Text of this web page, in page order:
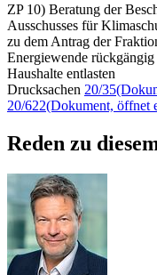
ZP 10) Beratung der
Ausschusses für
zu dem Antrag der
Energiewende
Haushalte entlasten
Drucksachen 20/35
20/622(Dokument, öffnet
Reden zu